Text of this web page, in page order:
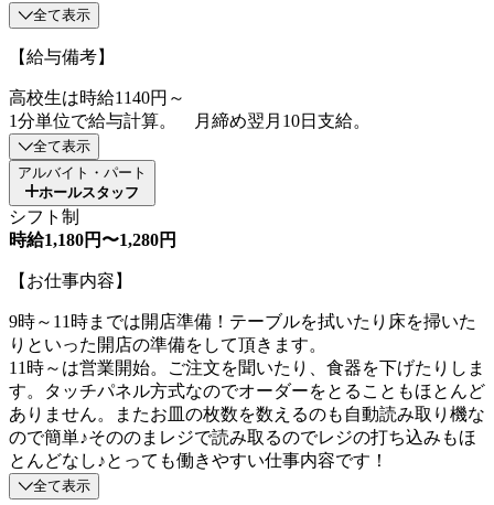
全て表示
【給与備考】
高校生は時給1140円～
1分単位で給与計算。 月締め翌月10日支給。
全て表示
アルバイト・パート
ホールスタッフ
シフト制
時給1,180円〜1,280円
【お仕事内容】
9時～11時までは開店準備！テーブルを拭いたり床を掃いた
りといった開店の準備をして頂きます。
11時～は営業開始。ご注文を聞いたり、食器を下げたりしま
す。タッチパネル方式なのでオーダーをとることもほとんど
ありません。またお皿の枚数を数えるのも自動読み取り機な
ので簡単♪そののまレジで読み取るのでレジの打ち込みもほ
とんどなし♪とっても働きやすい仕事内容です！
全て表示